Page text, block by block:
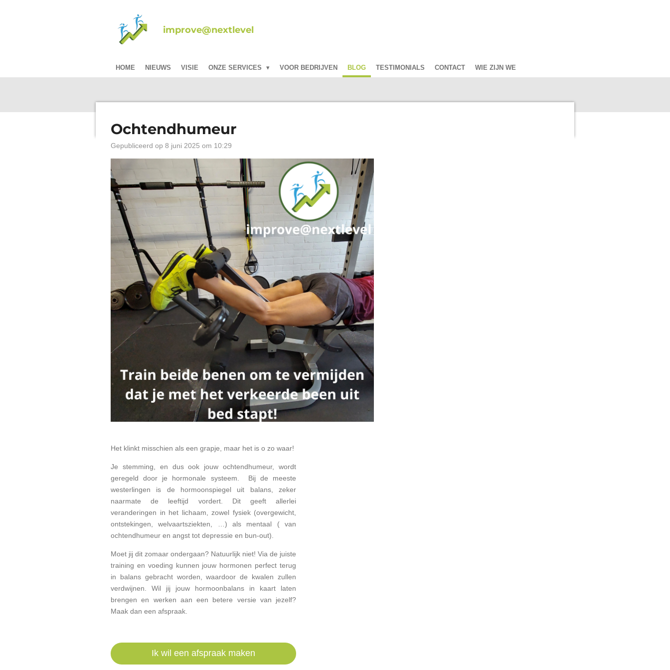
improve@nextlevel
HOME NIEUWS VISIE ONZE SERVICES VOOR BEDRIJVEN BLOG TESTIMONIALS CONTACT WIE ZIJN WE
Ochtendhumeur
Gepubliceerd op 8 juni 2025 om 10:29
Het klinkt misschien als een grapje, maar het is o zo waar!
Je stemming, en dus ook jouw ochtendhumeur, wordt
geregeld door je hormonale systeem. Bij de meeste
westerlingen is de hormoonspiegel uit balans, zeker
naarmate de leeftijd vordert. Dit geeft allerlei
veranderingen in het lichaam, zowel fysiek (overgewicht,
ontstekingen, welvaartsziekten, …) als mentaal ( van
ochtendhumeur en angst tot depressie en bun-out).
Moet jij dit zomaar ondergaan? Natuurlijk niet! Via de juiste
training en voeding kunnen jouw hormonen perfect terug
in balans gebracht worden, waardoor de kwalen zullen
verdwijnen. Wil jij jouw hormoonbalans in kaart laten
brengen en werken aan een betere versie van jezelf?
Maak dan een afspraak.
Ik wil een afspraak maken